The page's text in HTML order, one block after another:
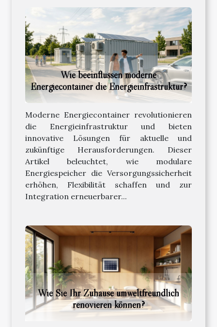
Wie beeinflussen moderne
Energiecontainer die Energieinfrastruktur?
Moderne Energiecontainer revolutionieren
die Energieinfrastruktur und bieten
innovative Lösungen für aktuelle und
zukünftige Herausforderungen. Dieser
Artikel beleuchtet, wie modulare
Energiespeicher die Versorgungssicherheit
erhöhen, Flexibilität schaffen und zur
Integration erneuerbarer...
Wie Sie Ihr Zuhause umweltfreundlich
renovieren können?